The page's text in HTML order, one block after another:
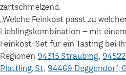
zartschmelzend.
„Welche Feinkost passt zu
Lieblingskombination – mit
Feinkost-Set für ein Tasting bei
Regionen 94315 Straubing
Plattling, St 94469 Deggendorf,